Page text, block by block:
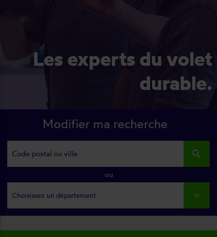
Les experts du volet
durable.
Modifier ma recherche
search
ou
Choisissez un département